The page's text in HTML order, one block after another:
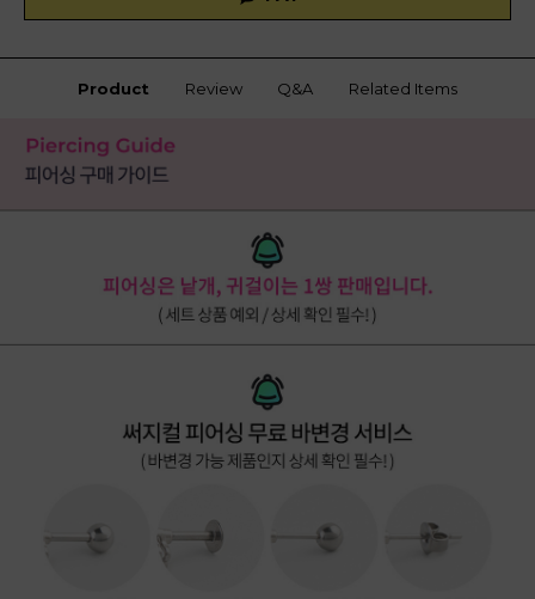
Product Review Q&A Related Items